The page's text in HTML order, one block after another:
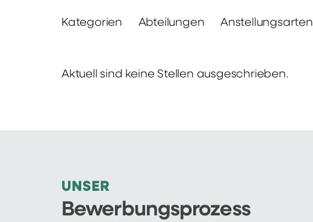
Kategorien Abteilungen Anstellungsarten
Aktuell sind keine Stellen ausgeschrieben.
UNSER
Bewerbungsprozess